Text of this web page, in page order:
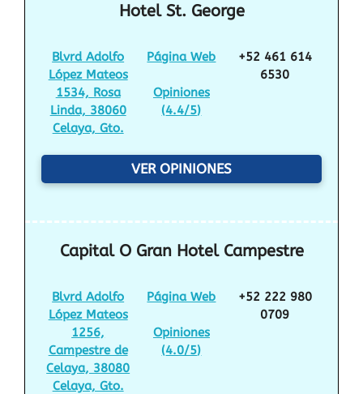
Hotel St. George
Blvrd Adolfo
López Mateos
1534, Rosa
Linda, 38060
Celaya, Gto.
Página Web
Opiniones
(4.4/5)
+52 461 614
6530
VER OPINIONES
Capital O Gran Hotel Campestre
Blvrd Adolfo
López Mateos
1256,
Campestre de
Celaya, 38080
Celaya, Gto.
Página Web
Opiniones
(4.0/5)
+52 222 980
0709